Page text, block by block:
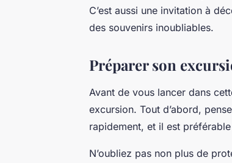
C’est aussi une invitation à
des souvenirs inoubliables.
Préparer son
Avant de vous lancer dans
excursion. Tout d’abord,
rapidement, et il est
N’oubliez pas non plus de